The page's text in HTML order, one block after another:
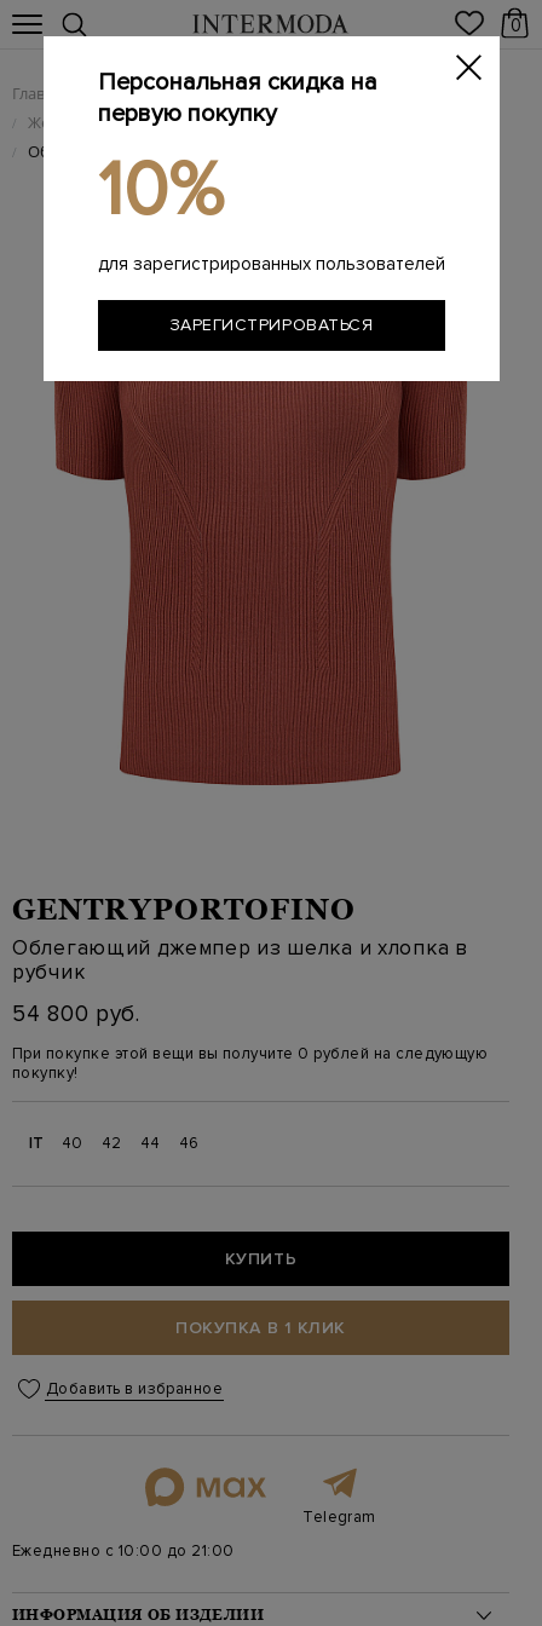
0
Главная Женщинам / Женская одежда
/ Женский трикотаж
/ Облегающий джемпер из шелка и хлопка в рубчик
GENTRYPORTOFINO
Облегающий джемпер из шелка и хлопка в
рубчик
54 800 руб.
При покупке этой вещи вы получите 0 рублей на следующую
покупку!
IT 40 42 44 46
КУПИТЬ
ПОКУПКА В 1 КЛИК
Добавить в избранное
Telegram
Ежедневно с 10:00 до 21:00
ИНФОРМАЦИЯ ОБ ИЗДЕЛИИ
Персональная скидка на
первую покупку
10%
для зарегистрированных пользователей
ЗАРЕГИСТРИРОВАТЬСЯ